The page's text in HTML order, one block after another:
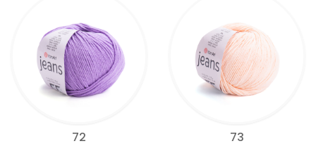
72 73